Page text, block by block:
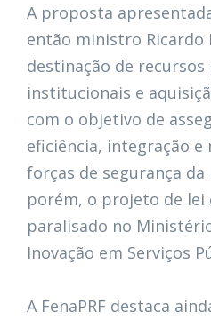
A proposta
então ministro Ricardo
destinação de
institucionais e
com o objetivo de
eficiência, integração e
forças de segurança
porém, o projeto de lei
paralisado no
Inovação em Serviços
A FenaPRF destaca